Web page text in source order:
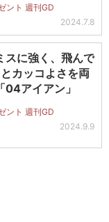
ント 週刊GD
2024.7.8
スに強く、飛んで
カッコよさを両
アイアン」
ント 週刊GD
2024.9.9